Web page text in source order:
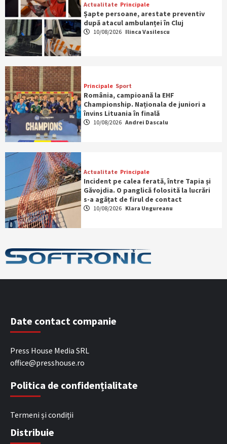
Actualitate Principale
Șapte persoane, arestate preventiv
după atacul ambulanței în Cluj
10/08/2026 Ilinca Vasilescu
Principale Sport
România, campioană la EHF
Championship. Naționala de juniori a
învins Lituania în finală
10/08/2026 Andrei Dascalu
Actualitate Principale
Incident pe calea ferată, între Tapia și
Găvojdia. O panglică folosită la lucrări
s-a agățat de firul de contact
10/08/2026 Klara Ungureanu
Date contact companie
Press House Media SRL
office@presshouse.ro
Politica de confidențialitate
Termeni și condiții
Distribuie